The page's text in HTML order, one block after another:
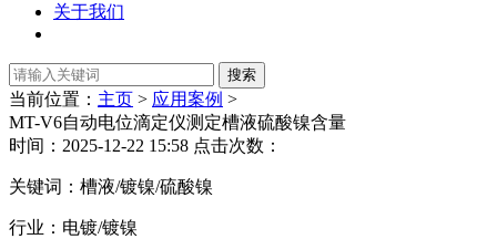
关于我们
当前位置： 主页 > 应用案例 >
MT-V6自动电位滴定仪测定槽液硫酸镍含量
时间：2025-12-22 15:58 点击次数：
关键词：槽液/镀镍/硫酸镍
行业：电镀/镀镍